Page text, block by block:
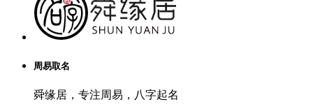
周易取名
舜缘居，专注周易，八字起名